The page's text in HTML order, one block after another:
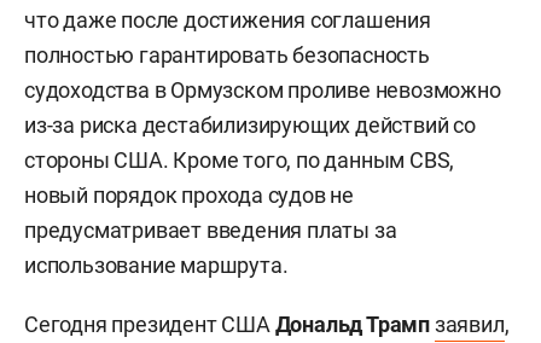
что даже после достижения соглашения
полностью гарантировать безопасность
судоходства в Ормузском проливе невозможно
из-за риска дестабилизирующих действий со
стороны США. Кроме того, по данным CBS,
новый порядок прохода судов не
предусматривает введения платы за
использование маршрута.
Сегодня президент СШАДональд Трампзаявил,